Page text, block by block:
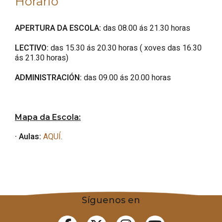
APERTURA DA ESCOLA: das 08.00 ás 21.30 horas
LECTIVO: das 15.30 ás 20.30 horas ( xoves das 16.30
ás 21.30 horas)
ADMINISTRACIÓN: das 09.00 ás 20.00 horas
Mapa da Escola:
· Aulas: AQUÍ.
Síguenos en